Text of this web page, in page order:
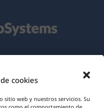
cookies
sitio web y nuestros servicios. Su
Privacidad
equipo(se